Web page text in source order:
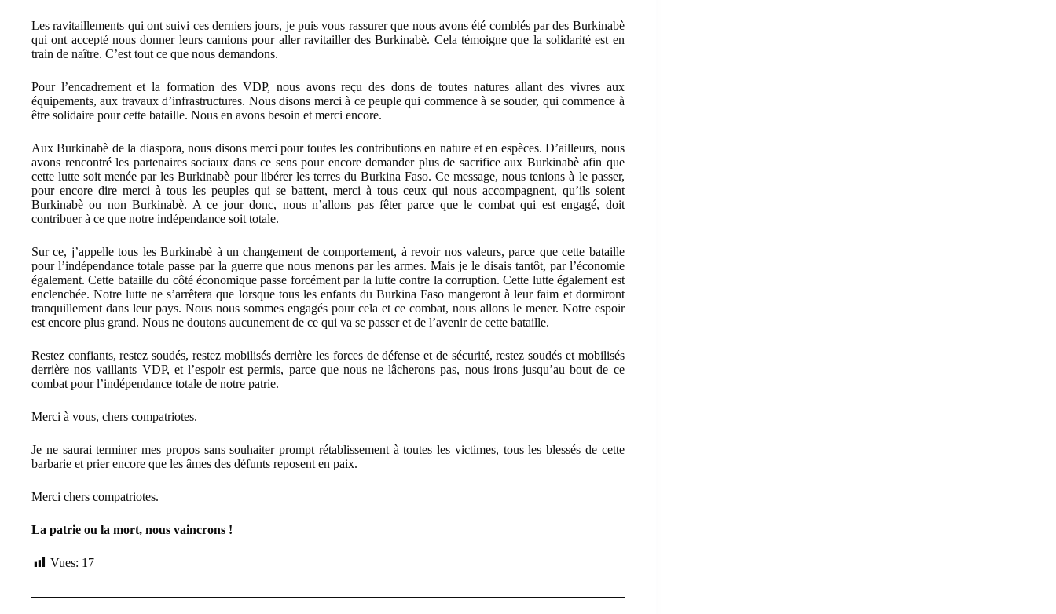
Les ravitaillements qui ont suivi ces derniers jours, je puis vous rassurer que nous avons été comblés par des Burkinabè
qui ont accepté nous donner leurs camions pour aller ravitailler des Burkinabè. Cela témoigne que la solidarité est en
train de naître. C’est tout ce que nous demandons.
Pour l’encadrement et la formation des VDP, nous avons reçu des dons de toutes natures allant des vivres aux
équipements, aux travaux d’infrastructures. Nous disons merci à ce peuple qui commence à se souder, qui commence à
être solidaire pour cette bataille. Nous en avons besoin et merci encore.
Aux Burkinabè de la diaspora, nous disons merci pour toutes les contributions en nature et en espèces. D’ailleurs, nous
avons rencontré les partenaires sociaux dans ce sens pour encore demander plus de sacrifice aux Burkinabè afin que
cette lutte soit menée par les Burkinabè pour libérer les terres du Burkina Faso. Ce message, nous tenions à le passer,
pour encore dire merci à tous les peuples qui se battent, merci à tous ceux qui nous accompagnent, qu’ils soient
Burkinabè ou non Burkinabè. A ce jour donc, nous n’allons pas fêter parce que le combat qui est engagé, doit
contribuer à ce que notre indépendance soit totale.
Sur ce, j’appelle tous les Burkinabè à un changement de comportement, à revoir nos valeurs, parce que cette bataille
pour l’indépendance totale passe par la guerre que nous menons par les armes. Mais je le disais tantôt, par l’économie
également. Cette bataille du côté économique passe forcément par la lutte contre la corruption. Cette lutte également est
enclenchée. Notre lutte ne s’arrêtera que lorsque tous les enfants du Burkina Faso mangeront à leur faim et dormiront
tranquillement dans leur pays. Nous nous sommes engagés pour cela et ce combat, nous allons le mener. Notre espoir
est encore plus grand. Nous ne doutons aucunement de ce qui va se passer et de l’avenir de cette bataille.
Restez confiants, restez soudés, restez mobilisés derrière les forces de défense et de sécurité, restez soudés et mobilisés
derrière nos vaillants VDP, et l’espoir est permis, parce que nous ne lâcherons pas, nous irons jusqu’au bout de ce
combat pour l’indépendance totale de notre patrie.
Merci à vous, chers compatriotes.
Je ne saurai terminer mes propos sans souhaiter prompt rétablissement à toutes les victimes, tous les blessés de cette
barbarie et prier encore que les âmes des défunts reposent en paix.
Merci chers compatriotes.
La patrie ou la mort, nous vaincrons !
Vues: 17